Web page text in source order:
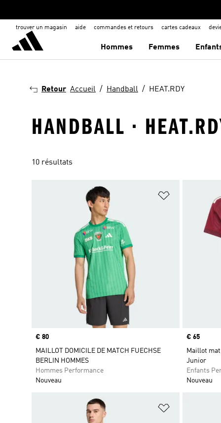
trouver un magasin aide commandes et retours cartes cadeaux
Hommes Femmes
Retour Accueil Handball HEAT.RDY
HANDBALL ·
10 résultats
Prix
€ 80
MAILLOT DOMICILE DE MATCH FUECHSE
BERLIN HOMMES
Hommes Performance
Nouveau
Prix
€ 65
Maillot
Junior
Enfants
Nouveau